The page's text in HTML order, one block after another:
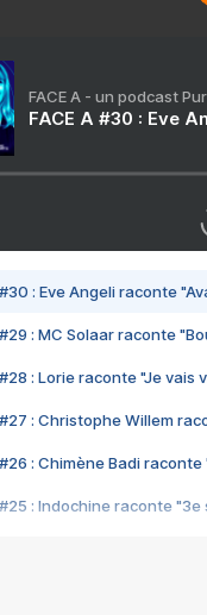
FACE A - un podcast
FACE A #30 : Eve
#30 : Eve Angeli raconte
#29 : MC Solaar raconte
#28 : Lorie raconte "Je vais
#27 : Christophe Willem
#26 : Chimène Badi
#25 : Indochine raconte "3e